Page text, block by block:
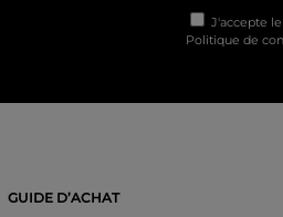
J'accepte le
Politique de
GUIDE D’ACHAT